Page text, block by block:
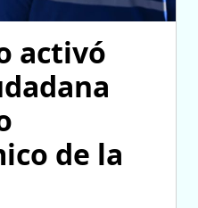
activó
de la